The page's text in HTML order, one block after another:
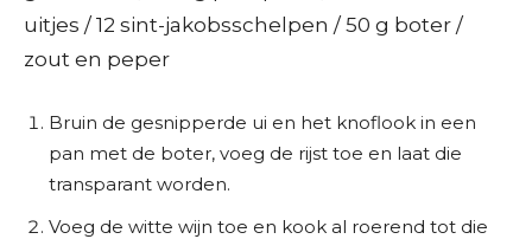
uitjes / 12 sint-jakobsschelpen / 50 g boter /
zout en peper
Bruin de gesnipperde ui en het knoflook in een
pan met de boter, voeg de rijst toe en laat die
transparant worden.
Voeg de witte wijn toe en kook al roerend tot die